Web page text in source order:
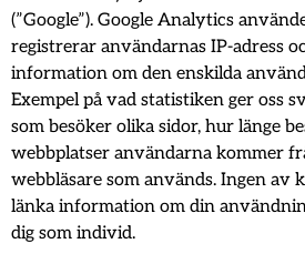
(”Google”). Google Analytics
registrerar användarnas IP-adress
information om den enskilda
Exempel på vad statistiken ger oss
som besöker olika sidor, hur länge
webbplatser användarna kommer
webbläsare som används. Ingen av
länka information om din
dig som individ.